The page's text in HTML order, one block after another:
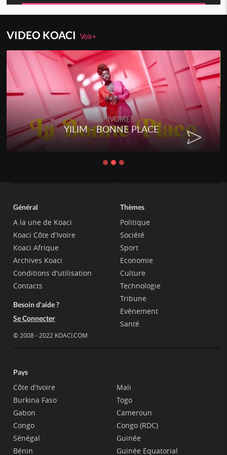
VIDEO KOACIVoir+
RAP IVOIRE
YILIM - BONNE PLACE
Général
A la une de Koaci
Koaci Côte d'Ivoire
Koaci Afrique
Archives Koaci
Conditions d'utilisation
Contacts
Besoin d'aide ?
Se Connecter
© 2008 - 2022 KOACI.COM
Thèmes
Politique
Société
Sport
Economie
Culture
Technologie
Tribune
Evènement
Santé
Pays
Côte d'Ivoire
Burkina Faso
Gabon
Congo
Sénégal
Bénin
Mali
Togo
Cameroun
Congo (RDC)
Guinée
Guinée Equatorial